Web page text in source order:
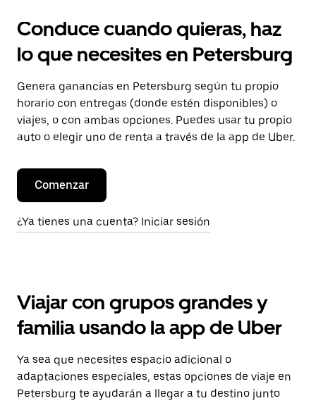
Conduce cuando quieras, haz
lo que necesites en Petersburg
Genera ganancias en Petersburg según tu propio
horario con entregas (donde estén disponibles) o
viajes, o con ambas opciones. Puedes usar tu propio
auto o elegir uno de renta a través de la app de Uber.
Comenzar
¿Ya tienes una cuenta? Iniciar sesión
Viajar con grupos grandes y
familia usando la app de Uber
Ya sea que necesites espacio adicional o
adaptaciones especiales, estas opciones de viaje en
Petersburg te ayudarán a llegar a tu destino junto